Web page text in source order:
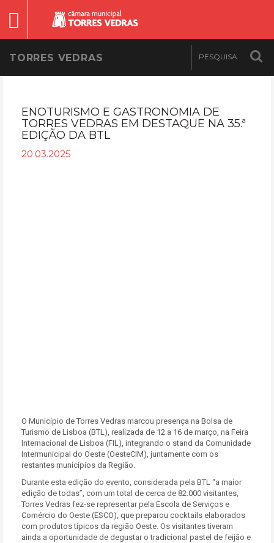
TORRES VEDRAS
ENOTURISMO E GASTRONOMIA DE
TORRES VEDRAS EM DESTAQUE NA 35.ª
EDIÇÃO DA BTL
20.03.2025
O Município de Torres Vedras marcou presença na Bolsa de
Turismo de Lisboa (BTL), realizada de 12 a 16 de março, na Feira
Internacional de Lisboa (FIL), integrando o stand da Comunidade
Intermunicipal do Oeste (OesteCIM), juntamente com os
restantes municípios da Região.
Durante esta edição do evento, considerada pela BTL “a maior
edição de todas”, com um total de cerca de 82.000 visitantes,
Torres Vedras fez-se representar pela Escola de Serviços e
Comércio do Oeste (ESCO), que preparou cocktails elaborados
com produtos típicos da região Oeste. Os visitantes tiveram
ainda a oportunidade de degustar o tradicional pastel de feijão e